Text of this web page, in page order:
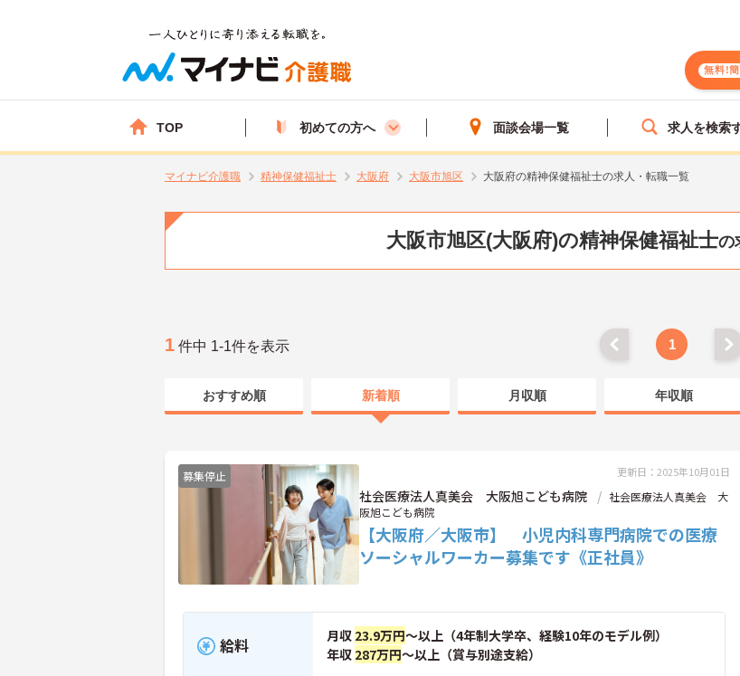
無料!
TOP 初めての方へ 面談会場一覧 求人を検索
マイナビ介護職 精神保健福祉士 大阪府 大阪市旭区 大阪府の精神保健福祉士の求人・転職一覧
大阪市旭区(大阪府)の精神保健福祉士の
1 件中 1-1件を表示 1
おすすめ順 新着順 月収順 年収順
募集停止 更新日：2025年10月01日
社会医療法人真美会 大阪旭こども病院
社会医療法人真美会 大
阪旭こども病院
【大阪府／大阪市】 小児内科専門病院での医療
ソーシャルワーカー募集です《正社員》
給料 月収 23.9万円～以上（4年制大学卒、経験10年のモデル例）
年収 287万円～以上（賞与別途支給）